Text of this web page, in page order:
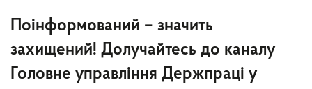
Поінформований – значить
захищений! Долучайтесь до каналу
Головне управління Держпраці у